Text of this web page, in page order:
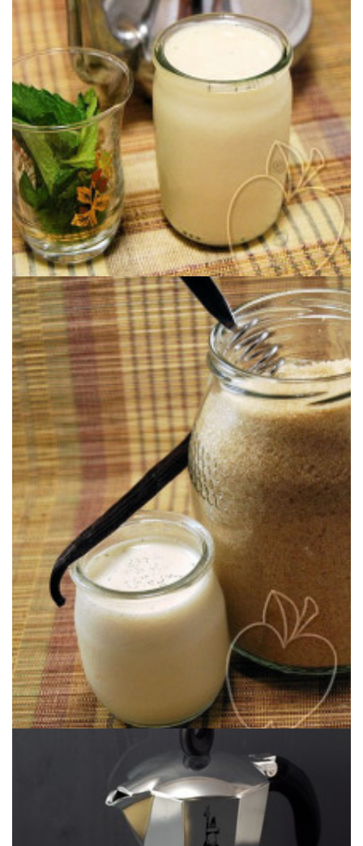
YOGUR DE TÉ CON MENTA
Un yogur perfecto para viajar directos a Marrakech !
EL YOGUR DE VAINILLA
El rey de los yogures caseros.